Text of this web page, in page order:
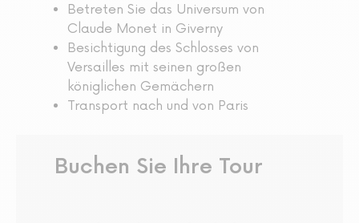
Betreten Sie das Universum von
Claude Monet in Giverny
Besichtigung des Schlosses von
Versailles mit seinen großen
königlichen Gemächern
Transport nach und von Paris
Buchen Sie Ihre Tour